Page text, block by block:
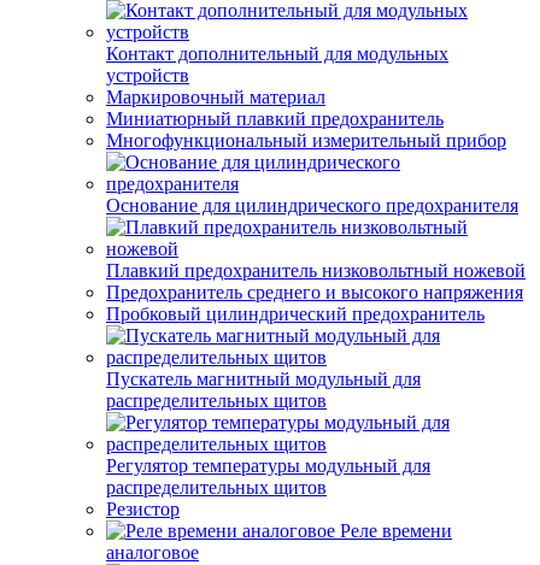
Контакт дополнительный для модульных
устройств
Маркировочный материал
Миниатюрный плавкий предохранитель
Многофункциональный измерительный прибор
Основание для цилиндрического предохранителя
Плавкий предохранитель низковольтный ножевой
Предохранитель среднего и высокого напряжения
Пробковый цилиндрический предохранитель
Пускатель магнитный модульный для
распределительных щитов
Регулятор температуры модульный для
распределительных щитов
Резистор
Реле времени
аналоговое